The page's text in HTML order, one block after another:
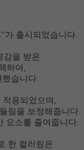
가 출시되었습니다.
감을 받은
하여,
습니다.
적용되었으며,
림을 보정해줍니다.
요소를 줄여줍니다.
한 컬러링은